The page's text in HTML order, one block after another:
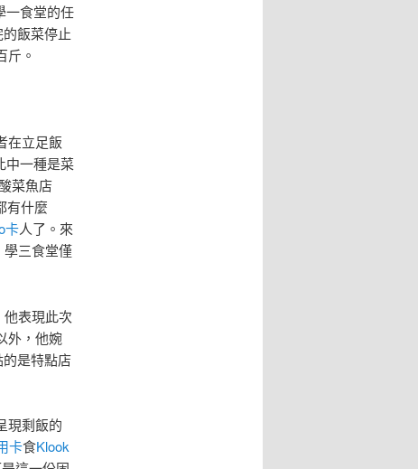
一食堂的任
飯菜停止
斤。
在立足飯
中一種是菜
菜魚店
有什麼
卡人了。來
學三食堂僅
表現此次
外，他婉
是特點店
現剩飯的
卡食Klook